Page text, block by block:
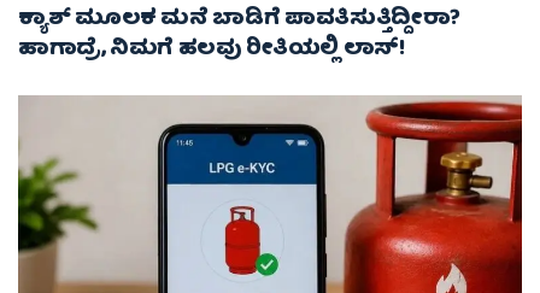
ಕ್ಯಾಶ್ ಮೂಲಕ ಮನೆ ಬಾಡಿಗೆ ಪಾವತಿಸುತ್ತಿದ್ದೀರಾ?
ಹಾಗಾದ್ರೆ, ನಿಮಗೆ ಹಲವು ರೀತಿಯಲ್ಲಿ ಲಾಸ್!